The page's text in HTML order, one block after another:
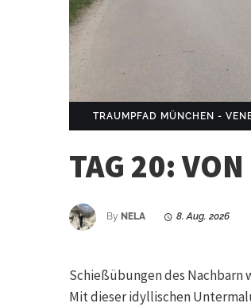
TRAUMPFAD MÜNCHEN -
TAG 20:
By NELA 8. Aug. 2026
Schießübungen des Nachbarn
Mit dieser idyllischen